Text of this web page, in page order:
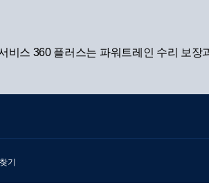
비스 360 플러스는 파워트레인 수리 보
기